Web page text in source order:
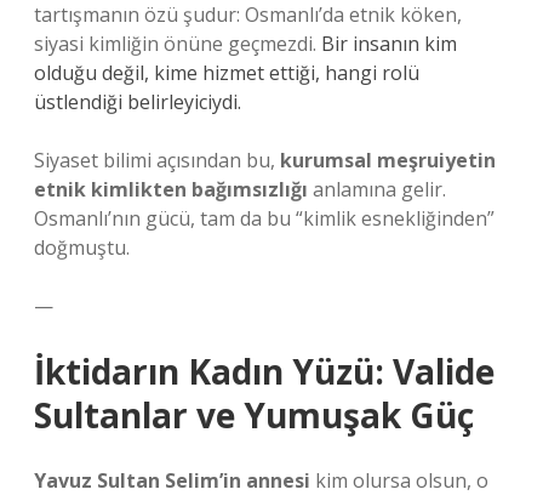
tartışmanın özü şudur: Osmanlı’da etnik köken,
siyasi kimliğin önüne geçmezdi. Bir insanın kim
olduğu değil, kime hizmet ettiği, hangi rolü
üstlendiği belirleyiciydi.
Siyaset bilimi açısından bu, kurumsal meşruiyetin
etnik kimlikten bağımsızlığı anlamına gelir.
Osmanlı’nın gücü, tam da bu “kimlik esnekliğinden”
doğmuştu.
—
İktidarın Kadın Yüzü: Valide
Sultanlar ve Yumuşak Güç
Yavuz Sultan Selim’in annesi kim olursa olsun, o